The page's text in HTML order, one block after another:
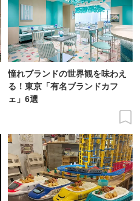
憧れブランドの世界観を味わえ
る！東京「有名ブランドカフ
ェ」6選